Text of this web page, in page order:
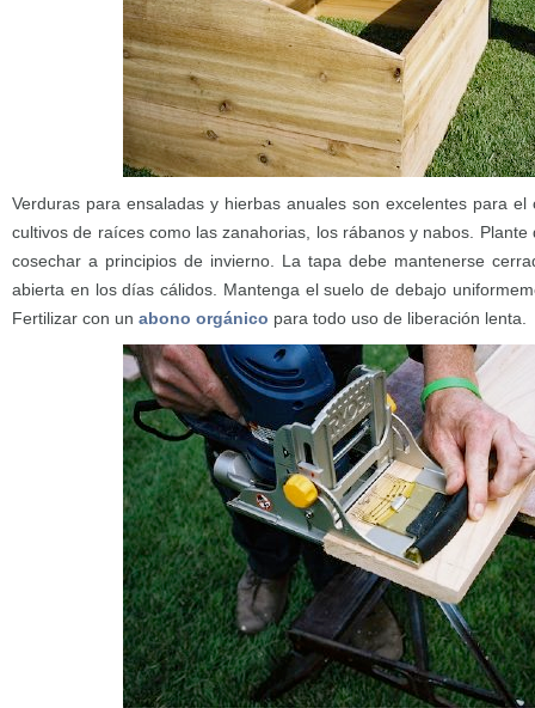
Verduras para ensaladas y hierbas anuales son excelentes para
cultivos de raíces como las zanahorias, los rábanos y nabos.
cosechar a principios de invierno. La tapa debe mantenerse
abierta en los días cálidos. Mantenga el suelo de debajo
Fertilizar con un abono orgánico para todo uso de liberación lenta.